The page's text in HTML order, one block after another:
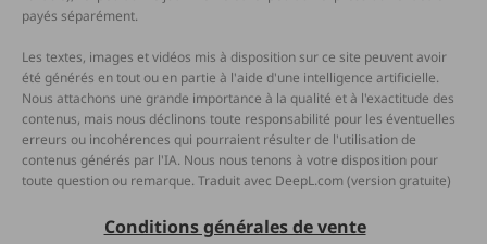
payés séparément.
Les textes, images et vidéos mis à disposition sur ce site peuvent avoir
été générés en tout ou en partie à l'aide d'une intelligence artificielle.
Nous attachons une grande importance à la qualité et à l'exactitude des
contenus, mais nous déclinons toute responsabilité pour les éventuelles
erreurs ou incohérences qui pourraient résulter de l'utilisation de
contenus générés par l'IA. Nous nous tenons à votre disposition pour
toute question ou remarque. Traduit avec DeepL.com (version gratuite)
Conditions générales de vente